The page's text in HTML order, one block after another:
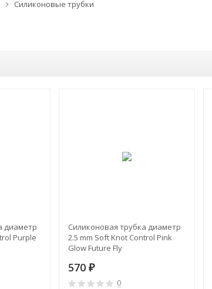
Силиконовые трубки
диаметр
Purple
Силиконовая трубка диаметр
2.5 mm Soft Knot Control Pink
Glow Future Fly
570₽
0